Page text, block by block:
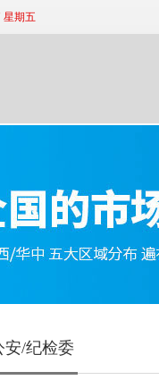
期五
安/纪检委